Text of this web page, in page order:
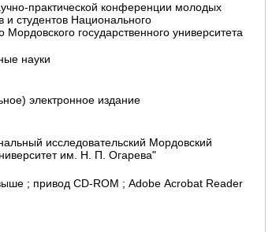
практической конференции молодых
и студентов Национального
Мордовского государственного университета
науки
электронное издание
исследовательский Мордовский
им. Н. П. Огарева"
; привод CD-ROM ; Adobe Acrobat Reader